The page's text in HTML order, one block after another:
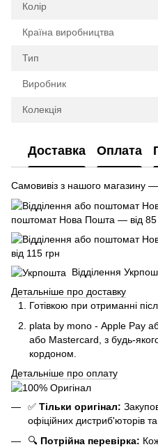
Колір
Країна виробництва
Тип
Виробник
Колекція
Доставка Оплата
Самовивіз з нашого магазину
поштомат Нова Пошта — від 85
від 115 грн
Відділення
Детальніше про доставку
Готівкою при отриманні
plata by mono - Apple Pay
або Mastercard, з будь-
кордоном.
Детальніше про оплату
✅ Тільки оригінал:
офіційних дистриб'юторів
🔍 Потрійна перевірка: